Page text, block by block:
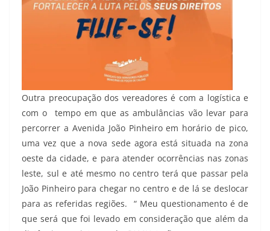
Outra preocupação dos vereadores é com a logística e
com o tempo em que as ambulâncias vão levar para
percorrer a Avenida João Pinheiro em horário de pico,
uma vez que a nova sede agora está situada na zona
oeste da cidade, e para atender ocorrências nas zonas
leste, sul e até mesmo no centro terá que passar pela
João Pinheiro para chegar no centro e de lá se deslocar
para as referidas regiões. “ Meu questionamento é de
que será que foi levado em consideração que além da